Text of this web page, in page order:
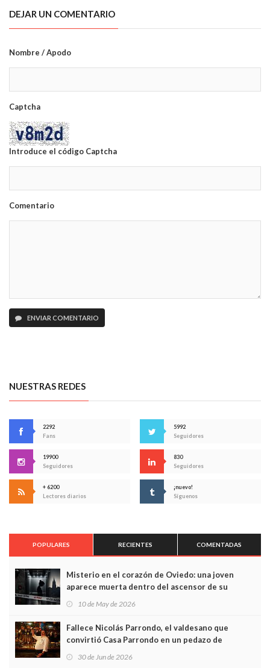
DEJAR UN COMENTARIO
Nombre / Apodo
Captcha
Introduce el código Captcha
Comentario
ENVIAR COMENTARIO
NUESTRAS REDES
2292
Fans
5992
Seguidores
19900
Seguidores
830
Seguidores
+ 6200
Lectores diarios
¡nuevo!
Síguenos
POPULARES RECIENTES COMENTADAS
Misterio en el corazón de Oviedo: una joven
aparece muerta dentro del ascensor de su
edificio y las cámaras captan sus últimos minutos
10 de May de 2026
Fallece Nicolás Parrondo, el valdesano que
convirtió Casa Parrondo en un pedazo de
Asturias en Madrid
30 de Jun de 2026